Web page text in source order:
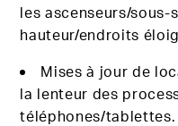
les ascenseurs/
hauteur/endroits
Mises à jour de
la lenteur des
téléphones/tablettes.